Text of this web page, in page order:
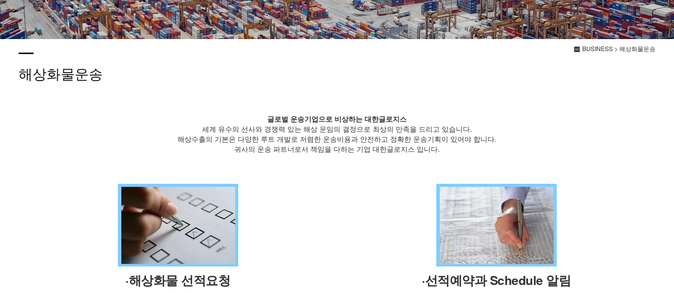
BUSINESS > 해상화물운송
해상화물운송
글로벌 운송기업으로 비상하는 대한글로지스
세계 유수의 선사와 경쟁력 있는 해상 운임의 결정으로 최상의 만족을 드리고 있습니다.
해상수출의 기본은 다양한 루트 개발로 저렴한 운송비용과 안전하고 정확한 운송기획이 있어야 합니다.
귀사의 운송 파트너로서 책임을 다하는 기업 대한글로지스 입니다.
·해상화물 선적요청 ·선적예약과 Schedule 알림